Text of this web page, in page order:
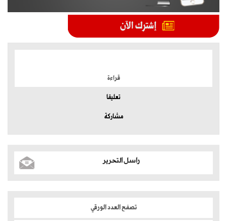
قراءة
تعليقا
مشاركة
راسل التحرير
تصفح العدد الورقي